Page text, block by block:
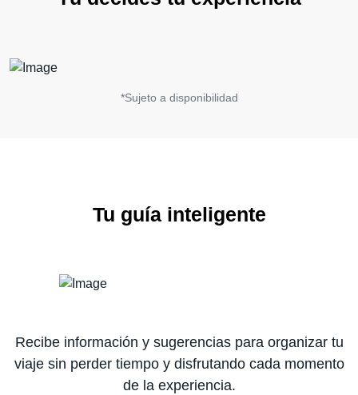
*Sujeto a disponibilidad
Tu guía inteligente
Recibe información y sugerencias para organizar tu
viaje sin perder tiempo y disfrutando cada momento
de la experiencia.